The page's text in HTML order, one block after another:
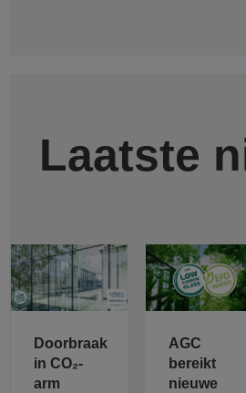
Laatste
Doorbraak
in CO₂-
arm
AGC
bereikt
nieuwe